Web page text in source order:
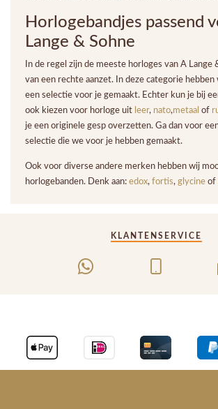
Horlogebandjes passend
Lange & Sohne
In de regel zijn de meeste horloges van A Lange
van een rechte aanzet. In deze categorie hebben
een selectie voor je gemaakt. Echter kun je bij
ook kiezen voor horloge uit leer, nato,metaal of
je een originele gesp overzetten. Ga dan voor
selectie die we voor je hebben gemaakt.
Ook voor diverse andere merken hebben wij
horlogebanden. Denk aan: edox, fortis, glycine of
KLANTENSERVICE